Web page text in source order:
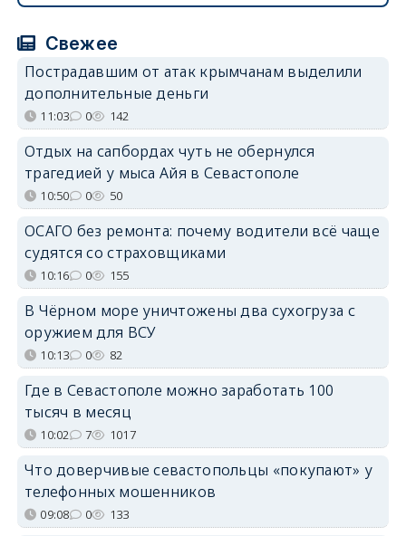
Свежее
Пострадавшим от атак крымчанам выделили
дополнительные деньги
11:03 0 142
Отдых на сапбордах чуть не обернулся
трагедией у мыса Айя в Севастополе
10:50 0 50
ОСАГО без ремонта: почему водители всё чаще
судятся со страховщиками
10:16 0 155
В Чёрном море уничтожены два сухогруза с
оружием для ВСУ
10:13 0 82
Где в Севастополе можно заработать 100
тысяч в месяц
10:02 7 1017
Что доверчивые севастопольцы «покупают» у
телефонных мошенников
09:08 0 133